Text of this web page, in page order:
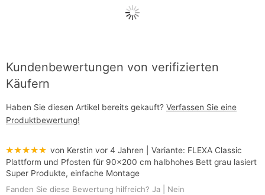
Kundenbewertungen von verifizierten
Käufern
Haben Sie diesen Artikel bereits gekauft? Verfassen Sie eine
Produktbewertung!
★★★★★ von Kerstin vor 4 Jahren | Variante: FLEXA Classic
Plattform und Pfosten für 90x200 cm halbhohes Bett grau lasiert
Super Produkte, einfache Montage
Fanden Sie diese Bewertung hilfreich? Ja Nein